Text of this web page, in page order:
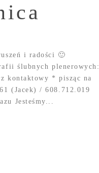
i radości 🙂
ślubnych plenerowych:
kontaktowy * pisząc na
(Jacek) / 608.712.019
Jesteśmy...